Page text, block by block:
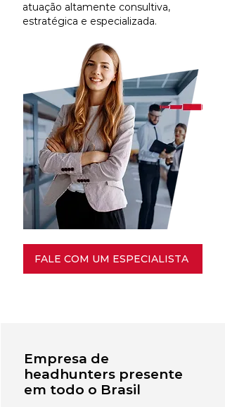
atuação altamente consultiva,
estratégica e especializada.
FALE COM UM ESPECIALISTA
Empresa de
headhunters presente
em todo o Brasil